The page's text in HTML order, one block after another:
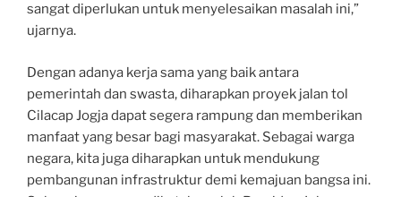
sangat diperlukan untuk menyelesaikan masalah ini,”
ujarnya.
Dengan adanya kerja sama yang baik antara
pemerintah dan swasta, diharapkan proyek jalan tol
Cilacap Jogja dapat segera rampung dan memberikan
manfaat yang besar bagi masyarakat. Sebagai warga
negara, kita juga diharapkan untuk mendukung
pembangunan infrastruktur demi kemajuan bangsa ini.